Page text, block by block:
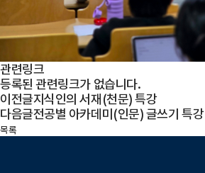
관련링크
등록된 관련링크가 없습니다.
이전글지식인의 서재(천문) 특강
다음글전공별 아카데미(인문) 글쓰기 특강
목록